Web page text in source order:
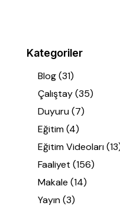
Kategoriler
Blog(31)
Çalıştay(35)
Duyuru(7)
Eğitim(4)
Eğitim Videoları
Faaliyet (156)
Makale (14)
Yayın(3)